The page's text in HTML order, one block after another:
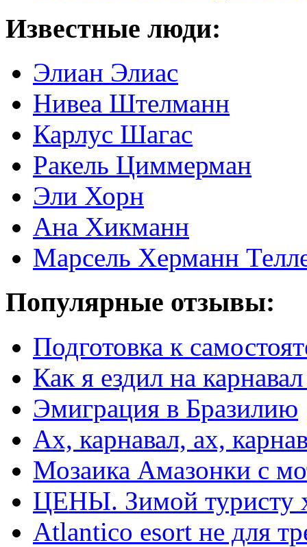
Известные люди:
Элиан Элиас
Нивеа Штелманн
Карлус Шагас
Ракель Циммерман
Эли Хорн
Ана Хикманн
Марсель Херманн
Популярные отзывы:
Подготовка к
Как я ездил на
Эмиграция в Бразилию
Ах, карнавал, ах,
Мозаика Амазонки с
ЦЕНЫ. Зимой туристу
Atlantico esort не для